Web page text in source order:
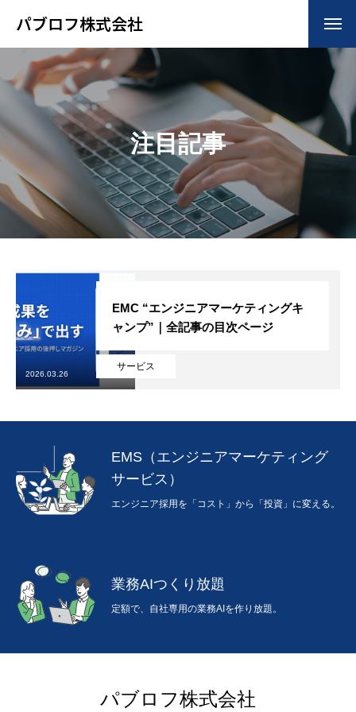
パブロフ株式会社
HOME
COMPANY 会社について
BUSINESS 仕事について
RECRUIT
BLOG ブログ
注目記事
サービス
EMC “エンジニアマーケティングキ
ャンプ”｜全記事の目次ページ
2026.03.26
EMS（エンジニアマーケティング
サービス）
エンジニア採用を「コスト」から「投資」に変える。
業務AIつくり放題
定額で、自社専用の業務AIを作り放題。
パブロフ株式会社